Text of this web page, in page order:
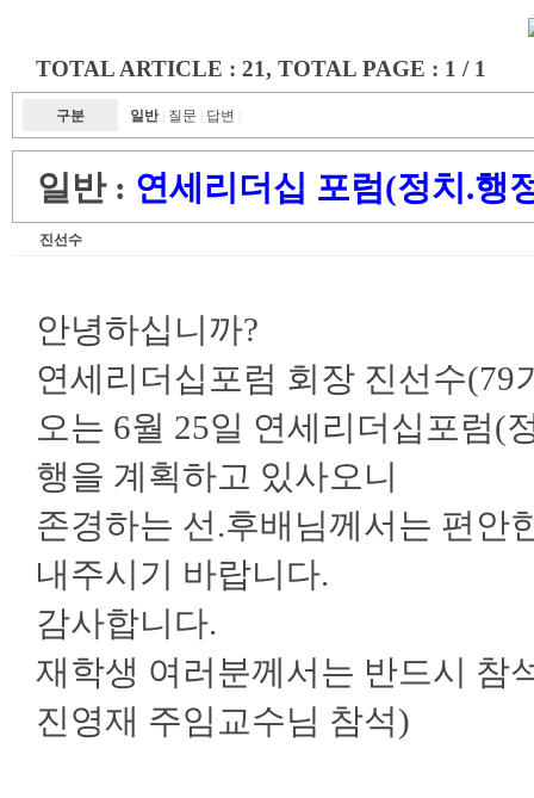
TOTAL ARTICLE : 21, TOTAL PAGE : 1 / 1
구분 일반 질문 답변
일반 : 연세리더십 포럼(정치.행
진선수
안녕하십니까?
연세리더십포럼 회장 진선수(79
오는 6월 25일 연세리더십포럼(
행을 계획하고 있사오니
존경하는 선.후배님께서는 편안
내주시기 바랍니다.
감사합니다.
재학생 여러분께서는 반드시 참
진영재 주임교수님 참석)